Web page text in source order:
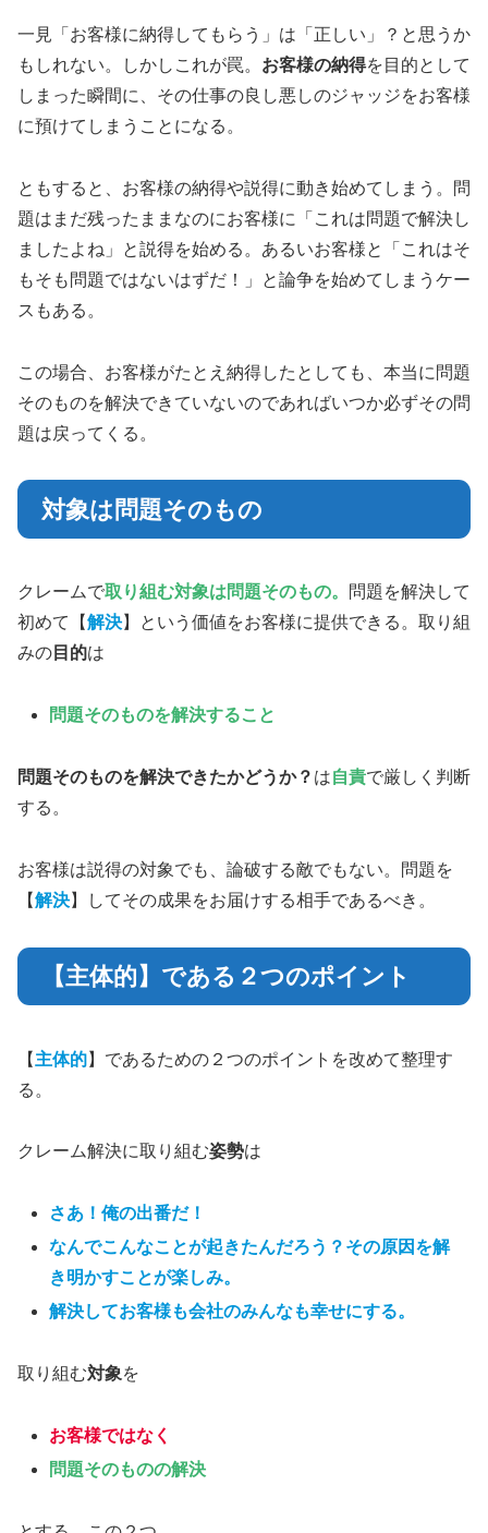
一見「お客様に納得してもらう」は「正しい」？と思うか
もしれない。しかしこれが罠。 お客様の納得を目的として
しまった瞬間に、その仕事の良し悪しのジャッジをお客様
に預けてしまうことになる。
ともすると、お客様の納得や説得に動き始めてしまう。問
題はまだ残ったままなのにお客様に「これは問題で解決し
ましたよね」と説得を始める。あるいお客様と「これはそ
もそも問題ではないはずだ！」と論争を始めてしまうケー
スもある。
この場合、お客様がたとえ納得したとしても、本当に問題
そのものを解決できていないのであればいつか必ずその問
題は戻ってくる。
対象は問題そのもの
クレームで取り組む対象は問題そのもの。
問題を解決して
初めて【解決】という価値をお客様に提供できる。取り組
みの 目的は
問題そのものを解決すること
問題そのものを解決できたかどうか？ は自責で厳しく判断
する。
お客様は説得の対象でも、論破する敵でもない。問題を
【解決】してその成果をお届けする相手であるべき。
【主体的】である２つのポイント
【 主体的】であるための２つのポイントを改めて整理す
る。
クレーム解決に取り組む姿勢は
さあ！俺の出番だ！
なんでこんなことが起きたんだろう？その原因を解
き明かすことが楽しみ。
解決してお客様も会社のみんなも幸せにする。
取り組む対象を
お客様ではなく
問題そのものの解決